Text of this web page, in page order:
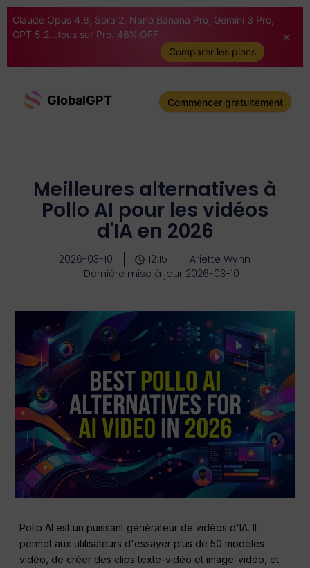
Claude Opus 4.6, Sora 2, Nano Banana Pro, Gemini 3 Pro,
GPT 5.2...tous sur Pro. 46% OFF
Comparer les plans
GlobalGPT Commencer gratuitement
Meilleures alternatives à
Pollo AI pour les vidéos
d'IA en 2026
2026-03-10 12:15
Ariette Wynn
Dernière mise à jour 2026-03-10
Pollo AI est un puissant générateur de vidéos d'IA. Il
permet aux utilisateurs d'essayer plus de 50 modèles
vidéo, de créer des clips texte-vidéo et image-vidéo, et